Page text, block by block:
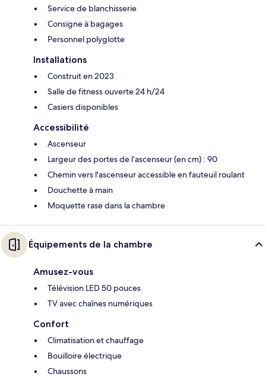
Service de blanchisserie
Consigne à bagages
Personnel polyglotte
Installations
Construit en 2023
Salle de fitness ouverte 24 h/24
Casiers disponibles
Accessibilité
Ascenseur
Largeur des portes de l’ascenseur (en cm) : 90
Chemin vers l'ascenseur accessible en fauteuil roulant
Douchette à main
Moquette rase dans la chambre
Équipements de la chambre
Amusez-vous
Télévision LED 50 pouces
TV avec chaînes numériques
Confort
Climatisation et chauffage
Bouilloire électrique
Chaussons